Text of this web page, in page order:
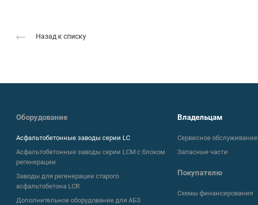
Назад к списку
Оборудование
Асфальтобетонные заводы серии LC
Асфальтобетонные заводы серии LCM с блоком
регенерации
Заводы для регенерации старого
асфальтобетона LCR
Дополнительное оборудование для АБЗ
Владельцам
Сервисное обслуживание
Запасные части
Покупателю
Схемы финансирования